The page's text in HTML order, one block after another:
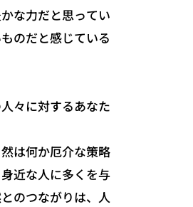
な力だと思ってい
のだと感じている
々に対するあなた
は何か厄介な策略
近な人に多くを与
のつながりは、人